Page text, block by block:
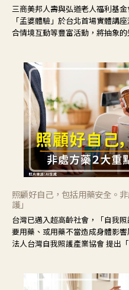
三商美邦人壽與弘道老人福利基
「孟婆體驗」於台北首場實體講
合情境互動等豐富活動，將抽象
照顧好自己，包括用藥安全。
護」
台灣已邁入超高齡社會，「自我
要用藥、或用藥不當造成身體影
法人台灣自我照護產業協會 提出